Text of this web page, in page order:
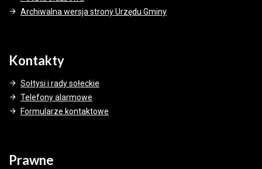
Archiwalna wersja strony Urzędu Gminy
Kontakty
Sołtysi i rady sołeckie
Telefony alarmowe
Formularze kontaktowe
Prawne